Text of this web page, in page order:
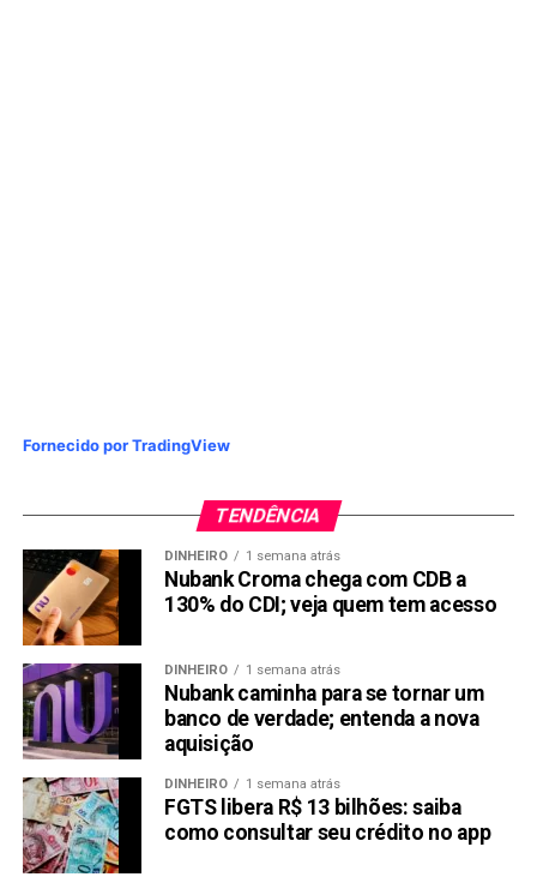
Fornecido por TradingView
TENDÊNCIA
DINHEIRO 1 semana atrás
Nubank Croma chega com CDB a
130% do CDI; veja quem tem acesso
DINHEIRO 1 semana atrás
Nubank caminha para se tornar um
banco de verdade; entenda a nova
aquisição
DINHEIRO 1 semana atrás
FGTS libera R$ 13 bilhões: saiba
como consultar seu crédito no app